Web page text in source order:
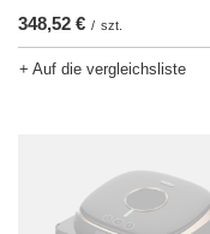
348,52 € / szt.
+ Auf die vergleichsliste